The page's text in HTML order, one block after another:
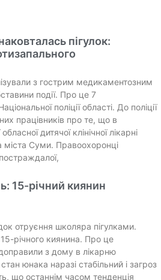
пігулок:
з гострим медикаментозним
події. Про це 7
поліції області. До поліції
працівників про те, що в
дитячої клінічної лікарні
міста Суми. Правоохоронці
15-річний киянин
отруєння школяра пігулками.
річного киянина. Про це
з дому в лікарню
юнака наразі стабільний і загроз
що останнім часом тенденція